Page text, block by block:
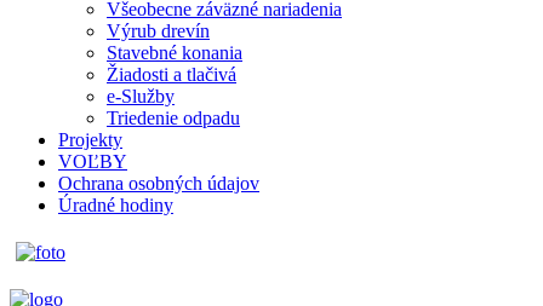
Všeobecne záväzné nariadenia
Výrub drevín
Stavebné konania
Žiadosti a tlačivá
e-Služby
Triedenie odpadu
Projekty
VOĽBY
Ochrana osobných údajov
Úradné hodiny